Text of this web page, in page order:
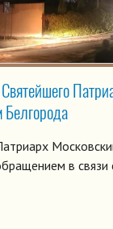
Белгорода
в связи